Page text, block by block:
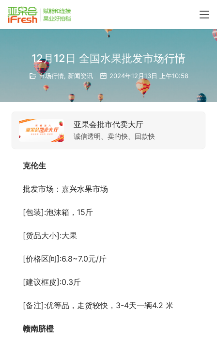
12月12日 全国水果批发市场行情
市场行情, 新闻资讯 2024年12月13日 上午10:58
亚果会批市代卖大厅
诚信透明、卖的快、回款快
克伦生
批发市场：嘉兴水果市场
[包装]:泡沫箱，15斤
[货品大小]:大果
[价格区间]:6.8~7.0元/斤
[建议框皮]:0.3斤
[备注]:优等品，走货较快，3-4天一辆4.2 米
赣南脐橙